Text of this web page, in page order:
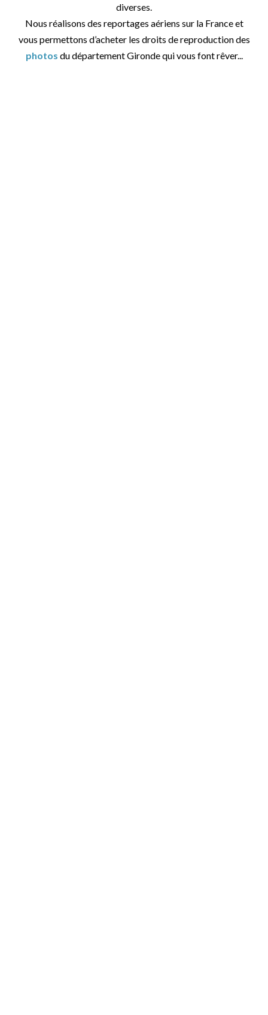
diverses.
Nous réalisons des reportages aériens sur la France et
vous permettons d’acheter les droits de reproduction des
photos du département Gironde qui vous font rêver...